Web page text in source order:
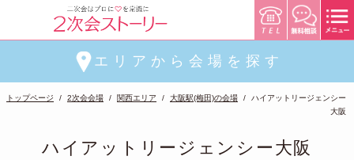
エリアから会場を探す
トップページ 2次会会場 関西エリア 大阪駅(梅田)の会場
ハイアットリージェンシー
大阪
ハイアットリージェンシー大阪